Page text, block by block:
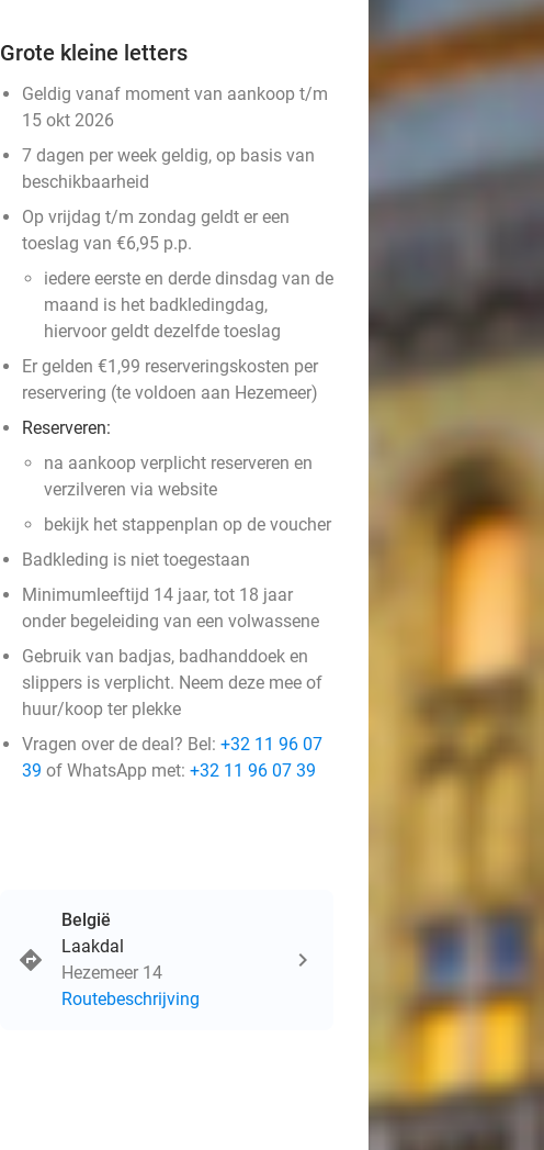
Grote kleine letters
Geldig vanaf moment van aankoop t/m
15 okt 2026
7 dagen per week geldig, op basis van
beschikbaarheid
Op vrijdag t/m zondag geldt er een
toeslag van €6,95 p.p.
iedere eerste en derde dinsdag van de
maand is het badkledingdag,
hiervoor geldt dezelfde toeslag
Er gelden €1,99 reserveringskosten per
reservering (te voldoen aan Hezemeer)
Reserveren:
na aankoop verplicht reserveren en
verzilveren via website
bekijk het stappenplan op de voucher
Badkleding is niet toegestaan
Minimumleeftijd 14 jaar, tot 18 jaar
onder begeleiding van een volwassene
Gebruik van badjas, badhanddoek en
slippers is verplicht. Neem deze mee of
huur/koop ter plekke
Vragen over de deal? Bel: +32 11 96 07
39 of WhatsApp met: +32 11 96 07 39
België
Laakdal
Hezemeer 14
Routebeschrijving